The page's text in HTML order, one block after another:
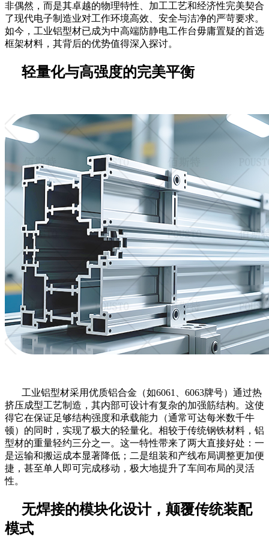
非偶然，而是其卓越的物理特性、加工工艺和经济性完美契合
了现代电子制造业对工作环境高效、安全与洁净的严苛要求。
如今，工业铝型材已成为中高端防静电工作台毋庸置疑的首选
框架材料，其背后的优势值得深入探讨。
轻量化与高强度的完美平衡
工业铝型材采用优质铝合金（如6061、6063牌号）通过热
挤压成型工艺制造，其内部可设计有复杂的加强筋结构。这使
得它在保证足够结构强度和承载能力（通常可达每米数千牛
顿）的同时，实现了极大的轻量化。相较于传统钢铁材料，铝
型材的重量轻约三分之一。这一特性带来了两大直接好处：一
是运输和搬运成本显著降低；二是组装和产线布局调整更加便
捷，甚至单人即可完成移动，极大地提升了车间布局的灵活
性。
无焊接的模块化设计，颠覆传统装配
模式